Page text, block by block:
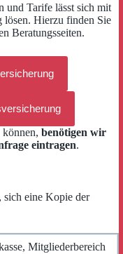
und Tarife lässt sich mit
lösen. Hierzu finden Sie
Beratungsseiten.
benötigen wir
eintragen.
sich eine Kopie der
Mitgliederbereich